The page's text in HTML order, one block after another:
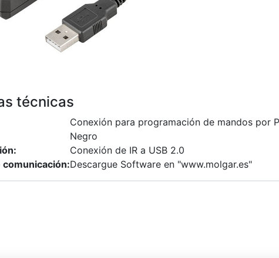
técnicas
Conexión para programación de mandos por
Negro
Conexión de IR a USB 2.0
Descargue Software en "www.molgar.es"